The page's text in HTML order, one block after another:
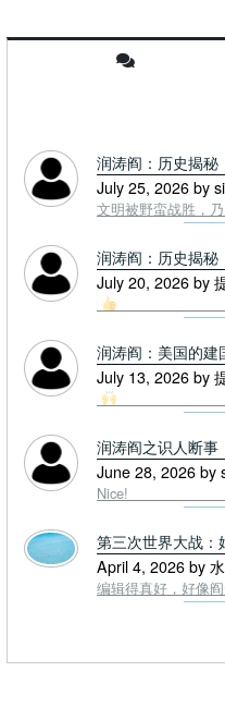
润涛阎：历史揭秘
July 25, 2026 by
文明被野蛮战胜，
润涛阎：历史揭秘
July 20, 2026 by
润涛阎：美国的建
July 13, 2026 by
润涛阎之识人断事
June 28, 2026 by
Nice!
第三次世界大战：
April 4, 2026 by
编辑得真好，好像阎